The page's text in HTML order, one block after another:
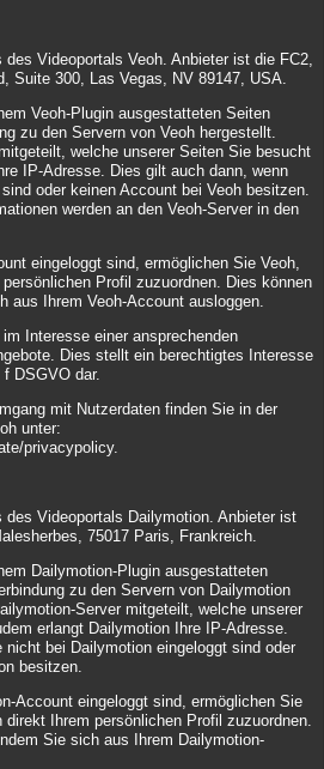
Videoportals Veoh. Anbieter ist die FC2,
Suite 300, Las Vegas, NV 89147, USA.
Veoh-Plugin ausgestatteten Seiten
zu den Servern von Veoh hergestellt.
welche unserer Seiten Sie besucht
IP-Adresse. Dies gilt auch dann, wenn
oder keinen Account bei Veoh besitzen.
werden an den Veoh-Server in den
eingeloggt sind, ermöglichen Sie Veoh,
Profil zuzuordnen. Dies können
aus Ihrem Veoh-Account ausloggen.
Interesse einer ansprechenden
Dies stellt ein berechtigtes Interesse
DSGVO dar.
mit Nutzerdaten finden Sie in der
unter:
privacypolicy.
Videoportals Dailymotion. Anbieter ist
75017 Paris, Frankreich.
Dailymotion-Plugin ausgestatteten
zu den Servern von Dailymotion
Server mitgeteilt, welche unserer
erlangt Dailymotion Ihre IP-Adresse.
nicht bei Dailymotion eingeloggt sind oder
besitzen.
Account eingeloggt sind, ermöglichen Sie
Ihrem persönlichen Profil zuzuordnen.
Sie sich aus Ihrem Dailymotion-